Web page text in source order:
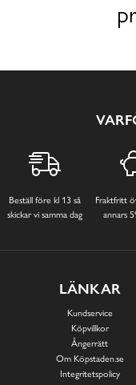
Beställ före kl 13 så
skickar vi samma dag
Fraktfritt
annars
LÄNKAR
Kundservice
Köpvillkor
Ångerrätt
Om Köpstaden.se
Integritetspolicy